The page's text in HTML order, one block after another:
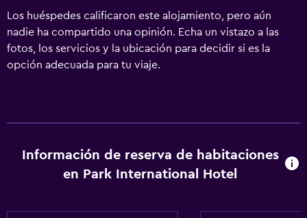
Los huéspedes calificaron este alojamiento, pero aún
nadie ha compartido una opinión. Echa un vistazo a las
fotos, los servicios y la ubicación para decidir si es la
opción adecuada para tu viaje.
Información de reserva de habitaciones
en Park International Hotel